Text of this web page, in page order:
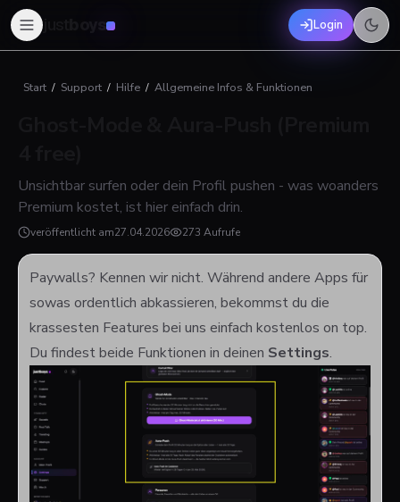
boys Login
Start / Support / Hilfe / Allgemeine Infos & Funktionen
Unsichtbar surfen oder dein Profil pushen - was woanders
Premium kostet, ist hier einfach drin.
veröffentlicht am27.04.2026 273 Aufrufe
Paywalls? Kennen wir nicht. Während andere Apps für
sowas ordentlich abkassieren, bekommst du die
krassesten Features bei uns einfach kostenlos on top.
Du findest beide Funktionen in deinen Settings.